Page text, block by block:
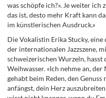
was schöpfe ich?». Je weiter
das ist, desto mehr Kraft kann
im künstlerischen Ausdruck.»
Die Vokalistin Erika Stucky,
der internationalen Jazzszene,
schweizerischen Wurzeln, hasst
Weihwasser. «Ich nehme an,
gehabt beim Reden, den
anfängst, dein Herz